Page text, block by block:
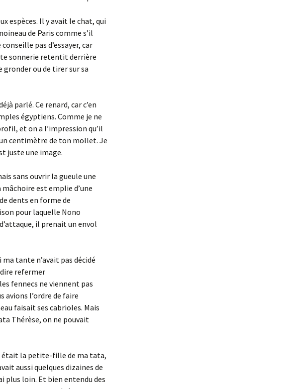
espèces. Il y avait le chat, qui
de Paris comme s’il
pas d’essayer, car
sonnerie retentit derrière
gronder ou de tirer sur sa
parlé. Ce renard, car c’en
égyptiens. Comme je ne
et on a l’impression qu’il
un centimètre de ton mollet. Je
juste une image.
sans ouvrir la gueule une
est emplie d’une
dents en forme de
pour laquelle Nono
il prenait un envol
tante n’avait pas décidé
refermer
fennecs ne viennent pas
avions l’ordre de faire
faisait ses cabrioles. Mais
Thérèse, on ne pouvait
était la petite-fille de ma tata,
aussi quelques dizaines de
plus loin. Et bien entendu des